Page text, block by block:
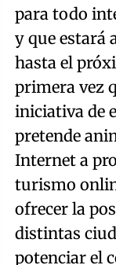
para todo
y que estará
hasta el
primera vez
iniciativa de
pretende
Internet a
turismo
ofrecer la
distintas
potenciar el